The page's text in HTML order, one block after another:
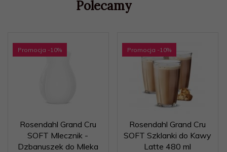
Polecamy
Promocja -10%
Rosendahl Grand Cru
SOFT Mlecznik -
Dzbanuszek do Mleka
Promocja -10%
Rosendahl Grand Cru
SOFT Szklanki do Kawy
Latte 480 ml